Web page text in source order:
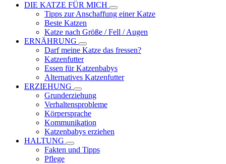
DIE KATZE FÜR MICH
Tipps zur Anschaffung einer Katze
Beste Katzen
Katze nach Größe / Fell / Augen
ERNÄHRUNG
Darf meine Katze das fressen?
Katzenfutter
Essen für Katzenbabys
Alternatives Katzenfutter
ERZIEHUNG
Grunderziehung
Verhaltensprobleme
Körpersprache
Kommunikation
Katzenbabys erziehen
HALTUNG
Fakten und Tipps
Pflege